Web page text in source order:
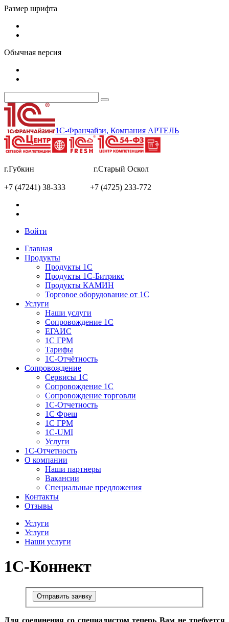
Размер шрифта
Обычная версия
1С-Франчайзи, Компания АРТЕЛЬ
г.Губкин г.Старый Оскол
+7 (47241) 38-333 +7 (4725) 233-772
Войти
Главная
Продукты
Продукты 1С
Продукты 1С-Битрикс
Продукты КАМИН
Торговое оборудование от 1С
Услуги
Наши услуги
Сопровождение 1С
ЕГАИС
1С ГРМ
Тарифы
1С-Отчётность
Сопровождение
Сервисы 1С
Сопровождение 1С
Сопровождение торговли
1С-Отчетность
1С Фреш
1С ГРМ
1C-UMI
Услуги
1С-Отчетность
О компании
Наши партнеры
Вакансии
Специальные предложения
Контакты
Отзывы
Услуги
Услуги
Наши услуги
1С-Коннект
Отправить заявку